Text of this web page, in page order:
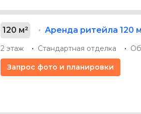
120 м² Аренда ритейла120
2 этаж Стандартная отделка
Запрос фото и планировки